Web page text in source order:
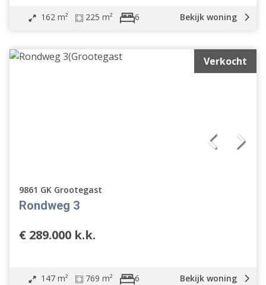
162 m² 225 m² 6 Bekijk woning
Verkocht
9861 GK Grootegast
Rondweg 3
€ 289.000 k.k.
147 m² 769 m² 6 Bekijk woning